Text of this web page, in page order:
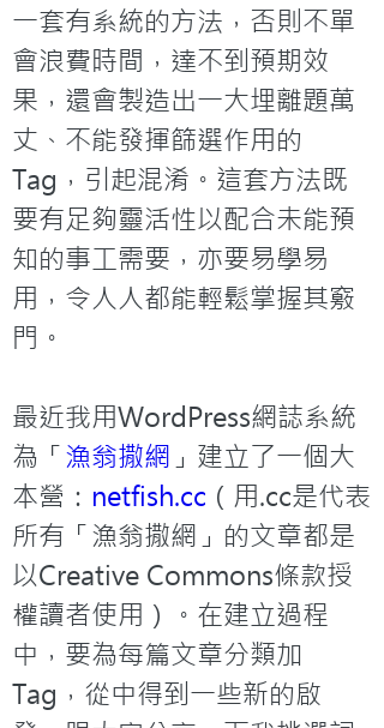
一套有系統的方法，否則不單
會浪費時間，達不到預期效
果，還會製造出一大埋離題萬
丈、不能發揮篩選作用的
Tag，引起混淆。這套方法既
要有足夠靈活性以配合未能預
知的事工需要，亦要易學易
用，令人人都能輕鬆掌握其竅
門。
最近我用WordPress網誌系統
為「漁翁撒網 」建立了一個大
本營： netfish.cc （用.cc是代表
所有「漁翁撒網」的文章都是
以Creative Commons條款授
權讀者使用）。在建立過程
中，要為每篇文章分類加
Tag，從中得到一些新的啟